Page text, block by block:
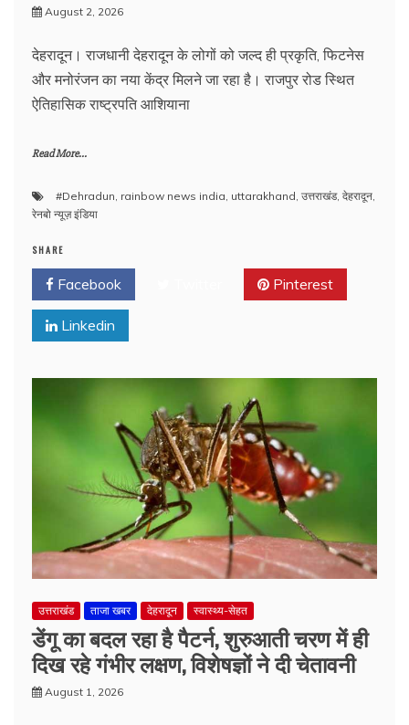
August 2, 2026
देहरादून। राजधानी देहरादून के लोगों को जल्द ही प्रकृति, फिटनेस
और मनोरंजन का नया केंद्र मिलने जा रहा है। राजपुर रोड स्थित
ऐतिहासिक राष्ट्रपति आशियाना
Read More...
#Dehradun, rainbow news india, uttarakhand, उत्तराखंड, देहरादून,
रेनबो न्यूज़ इंडिया
SHARE
Facebook Pinterest
Linkedin
उत्तराखंड ताजा खबर देहरादून स्वास्थ्य-सेहत
डेंगू का बदल रहा है पैटर्न, शुरुआती चरण में ही
दिख रहे गंभीर लक्षण, विशेषज्ञों ने दी चेतावनी
August 1, 2026